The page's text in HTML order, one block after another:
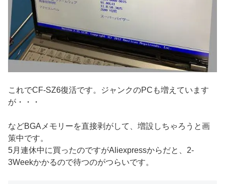
これでCF-SZ6復活です。ジャンクのPCも増えています
が・・・
などBGAメモリーを直接剥がして、増設しちゃろうと画
策中です。
5月連休中に買ったのですがAliexpressからだと、2-
3Weekかかるので待つのがつらいです。